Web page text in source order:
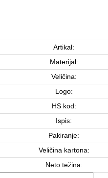
Artikal:
Materijal:
Veličina:
Logo:
HS kod:
Ispis:
Pakiranje:
Veličina kartona:
Neto težina: